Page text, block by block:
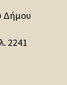
Δήμου
2241